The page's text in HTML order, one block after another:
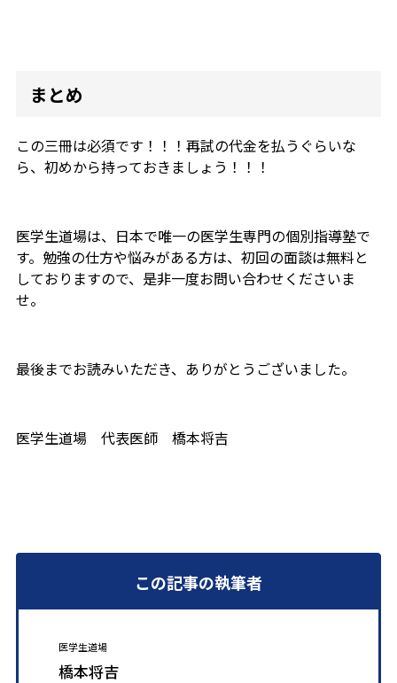
まとめ
この三冊は必須です！！！再試の代金を払うぐらいな
ら、初めから持っておきましょう！！！
医学生道場は、日本で唯一の医学生専門の個別指導塾で
す。勉強の仕方や悩みがある方は、初回の面談は無料と
しておりますので、是非一度お問い合わせくださいま
せ。
最後までお読みいただき、ありがとうございました。
医学生道場 代表医師 橋本将吉
この記事の執筆者
医学生道場
橋本将吉